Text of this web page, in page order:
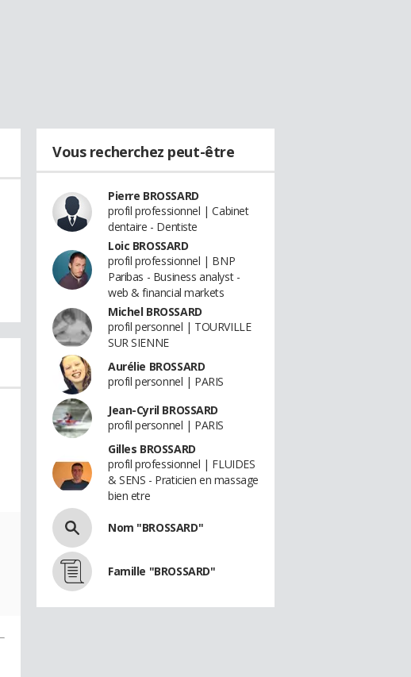
Vous recherchez peut-être
Pierre BROSSARD
profil professionnel | Cabinet
dentaire - Dentiste
Loic BROSSARD
profil professionnel | BNP
Paribas - Business analyst -
web & financial markets
Michel BROSSARD
profil personnel | TOURVILLE
SUR SIENNE
Aurélie BROSSARD
profil personnel | PARIS
Jean-Cyril BROSSARD
profil personnel | PARIS
Gilles BROSSARD
profil professionnel | FLUIDES
& SENS - Praticien en massage
bien etre
Nom "BROSSARD"
Famille "BROSSARD"